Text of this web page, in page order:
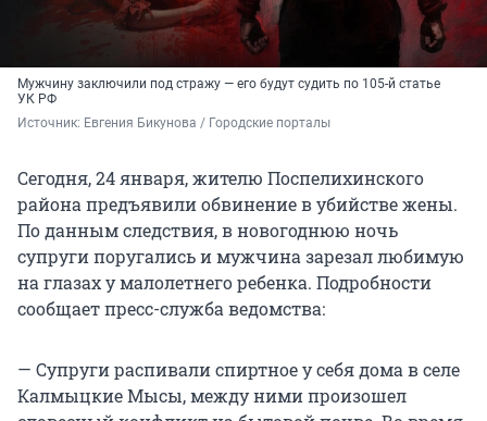
Мужчину заключили под стражу — его будут судить по 105-й статье
УК РФ
Источник: Евгения Бикунова / Городские порталы
Сегодня, 24 января, жителю Поспелихинского
района предъявили обвинение в убийстве жены.
По данным следствия, в новогоднюю ночь
супруги поругались и мужчина зарезал любимую
на глазах у малолетнего ребенка. Подробности
сообщает пресс-служба ведомства:
— Супруги распивали спиртное у себя дома в селе
Калмыцкие Мысы, между ними произошел